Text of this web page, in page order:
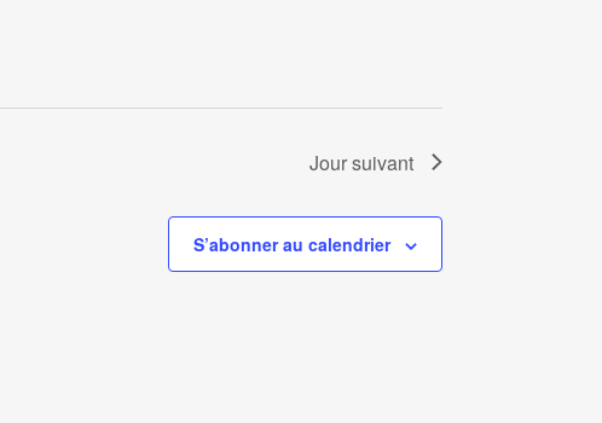
Jour suivant
S’abonner au calendrier